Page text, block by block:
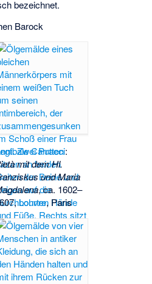
bezeichnet.
Barock
Carracci:
mit dem Hl.
und Maria
, ca. 1602–
Louvre, Paris